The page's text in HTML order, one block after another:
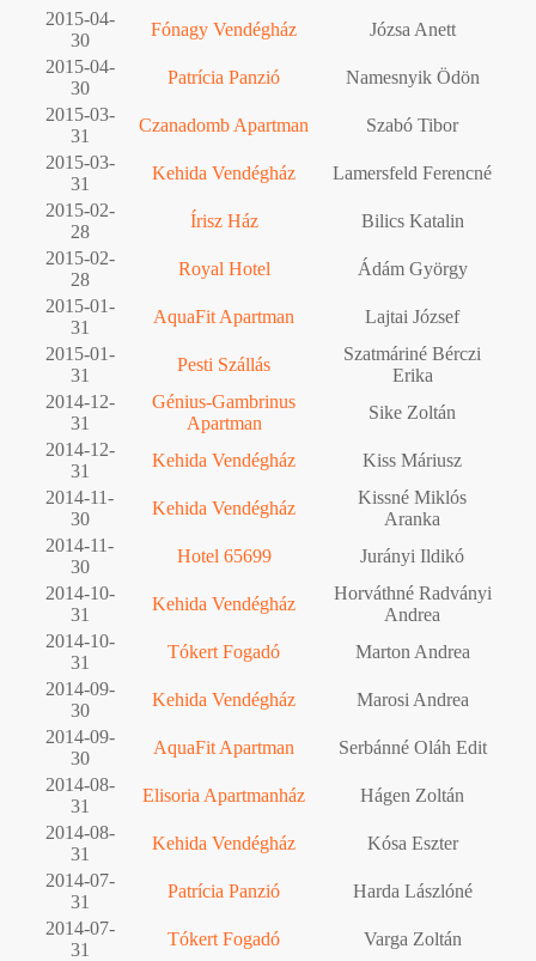
2015-04-
30
Fónagy Vendégház
Józsa Anett
2015-04-
30
Patrícia Panzió
Namesnyik Ödön
2015-03-
31
Czanadomb Apartman
Szabó Tibor
2015-03-
31
Kehida Vendégház
Lamersfeld Ferencné
2015-02-
28
Írisz Ház
Bilics Katalin
2015-02-
28
Royal Hotel
Ádám György
2015-01-
31
AquaFit Apartman
Lajtai József
2015-01-
31
Pesti Szállás
Szatmáriné Bérczi
Erika
2014-12-
31
Génius-Gambrinus
Apartman
Sike Zoltán
2014-12-
31
Kehida Vendégház
Kiss Máriusz
2014-11-
30
Kehida Vendégház
Kissné Miklós
Aranka
2014-11-
30
Hotel 65699
Jurányi Ildikó
2014-10-
31
Kehida Vendégház
Horváthné Radványi
Andrea
2014-10-
31
Tókert Fogadó
Marton Andrea
2014-09-
30
Kehida Vendégház
Marosi Andrea
2014-09-
30
AquaFit Apartman
Serbánné Oláh Edit
2014-08-
31
Elisoria Apartmanház
Hágen Zoltán
2014-08-
31
Kehida Vendégház
Kósa Eszter
2014-07-
31
Patrícia Panzió
Harda Lászlóné
2014-07-
31
Tókert Fogadó
Varga Zoltán